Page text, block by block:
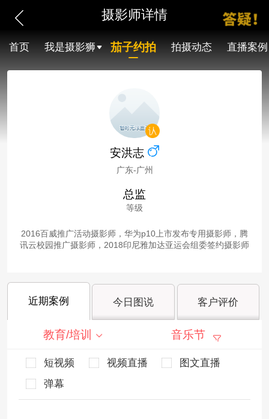
摄影师详情
首页 我是摄影狮 茄子约拍 拍摄动态 直播案例
安洪志
广东-广州
总监
等级
2016百威推广活动摄影师，华为p10上市发布专用摄影师，腾
讯云校园推广摄影师，2018印尼雅加达亚运会组委签约摄影师
近期案例 今日图说 客户评价
教育/培训 音乐节
短视频 视频直播
图文直播
弹幕